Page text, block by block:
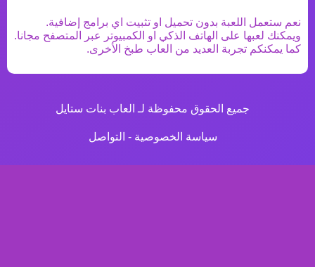
نعم ستعمل اللعبة بدون تحميل او تثبيت اي برامج إضافية.
ويمكنك لعبها على الهاتف الذكي او الكمبيوتر عبر المتصفح مجانا.
كما يمكنكم تجربة العديد من العاب طبخ الأخرى.
جميع الحقوق محفوظة لـ العاب بنات ستايل
سياسة الخصوصية - التواصل